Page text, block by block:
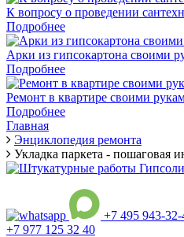
К вопросу о проведении
Подробнее
Арки из гипсокартона своими
Подробнее
Ремонт в квартире своими
Подробнее
Главная
Энциклопедия ремонта
Укладка паркета - пошаговая
+7 495 943-32-
+7 977 125 32 40